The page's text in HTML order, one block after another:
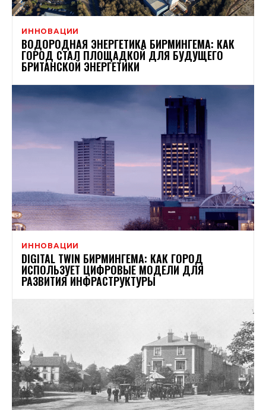
ИННОВАЦИИ
ВОДОРОДНАЯ ЭНЕРГЕТИКА БИРМИНГЕМА: КАК
ГОРОД СТАЛ ПЛОЩАДКОЙ ДЛЯ БУДУЩЕГО
БРИТАНСКОЙ ЭНЕРГЕТИКИ
ИННОВАЦИИ
DIGITAL TWIN БИРМИНГЕМА: КАК ГОРОД
ИСПОЛЬЗУЕТ ЦИФРОВЫЕ МОДЕЛИ ДЛЯ
РАЗВИТИЯ ИНФРАСТРУКТУРЫ